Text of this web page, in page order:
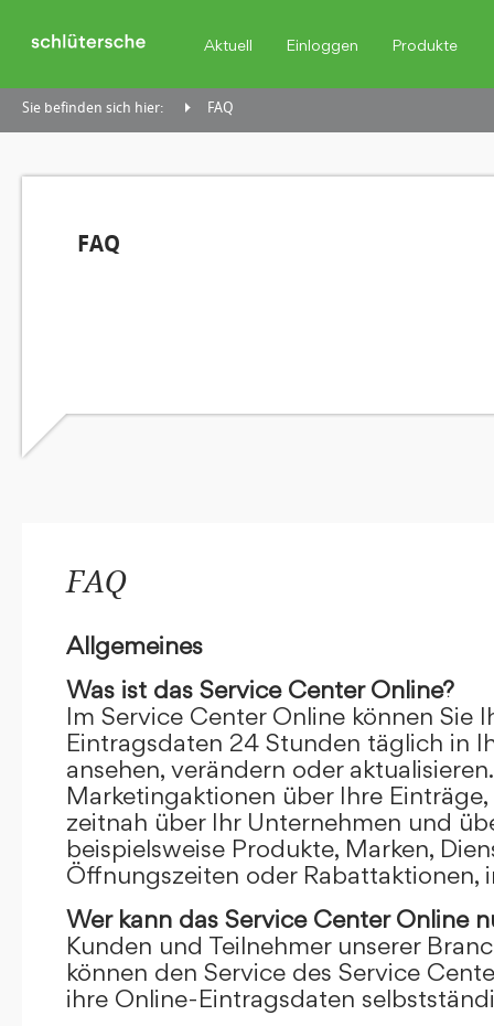
Aktuell Einloggen Produkte
Sie befinden sich hier: FAQ
FAQ
FAQ
Allgemeines
Was ist das Service Center Online?
Im Service Center Online können Sie
Eintragsdaten 24 Stunden täglich in
ansehen, verändern oder
Marketingaktionen über Ihre
zeitnah über Ihr Unternehmen und
beispielsweise Produkte, Marken,
Öffnungszeiten oder Rabattaktionen,
Wer kann das Service Center Online
Kunden und Teilnehmer unserer
können den Service des Service
ihre Online-Eintragsdaten